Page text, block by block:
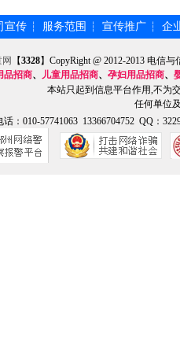
宣传 ┆ 服务范围 ┆ 宣传推广 ┆ 企
【3328】CopyRight @ 2012-2013 电信
品招商、 儿童用品招商、 孕妇用品招商、
本站只起到信息平台作用,不为
任何单位
话：010-57741063 13366704752 QQ：